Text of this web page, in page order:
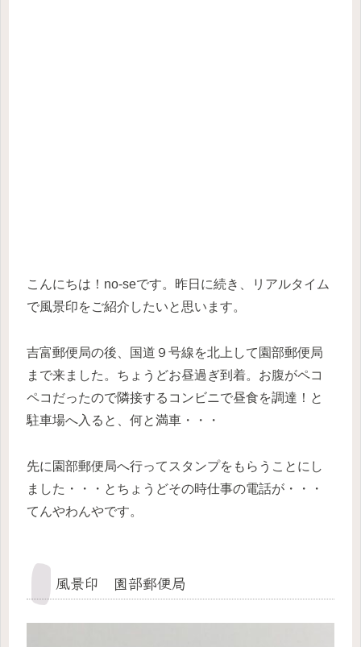
こんにちは！no-seです。昨日に続き、リアルタイム
で風景印をご紹介したいと思います。
吉富郵便局の後、国道９号線を北上して園部郵便局
まで来ました。ちょうどお昼過ぎ到着。お腹がペコ
ペコだったので隣接するコンビニで昼食を調達！と
駐車場へ入ると、何と満車・・・
先に園部郵便局へ行ってスタンプをもらうことにし
ました・・・とちょうどその時仕事の電話が・・・
てんやわんやです。
風景印 園部郵便局